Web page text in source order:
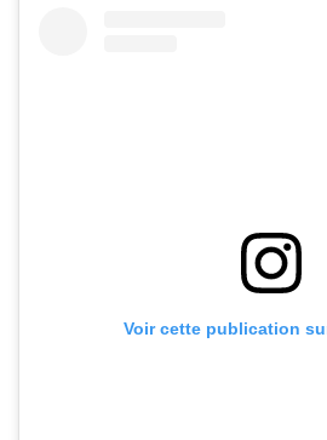
Voir cette publication